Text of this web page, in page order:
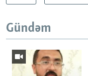
Gündəm